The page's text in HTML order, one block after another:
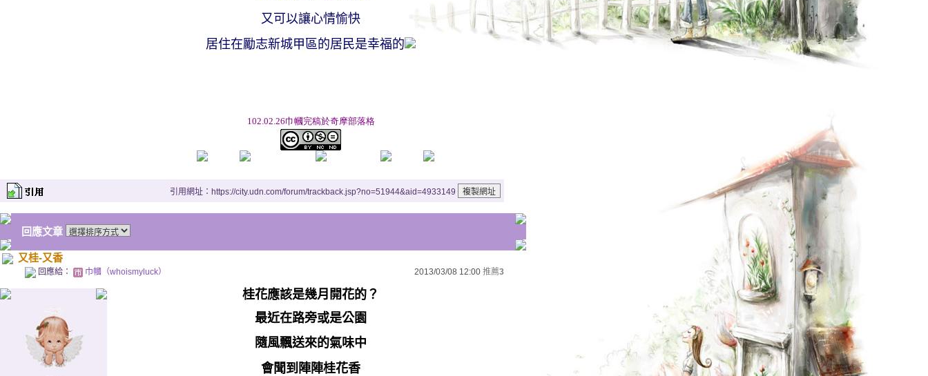
又可以讓心情愉快
居住在勵志新城甲區的居民是幸福的
102.02.26巾幗完稿於奇摩部落格
引用網址：https://city.udn.com/forum/trackback.jsp?no=51944&aid=4933149
回應文章
又桂-又香
回應給： 巾幗（whoismyluck） 2013/03/08 12:00 推薦3
桂花應該是幾月開花的？
最近在路旁或是公園
隨風飄送來的氣味中
會聞到陣陣桂花香